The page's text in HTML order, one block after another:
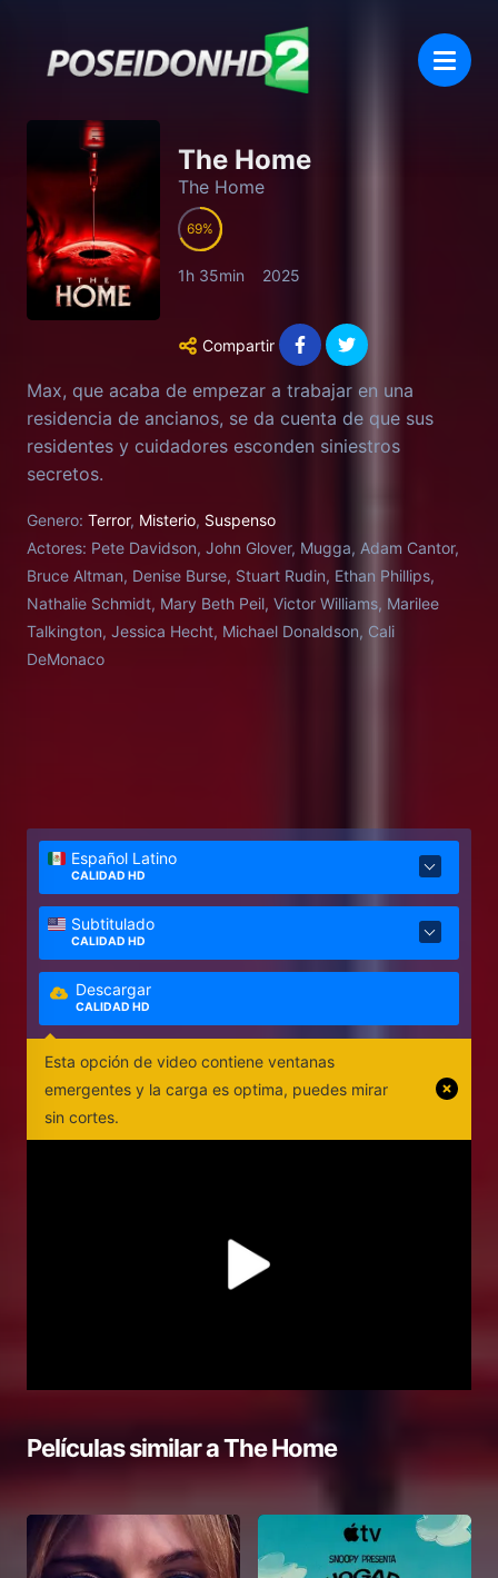
The Home
The Home
69
1h 35min 2025
Compartir
Max, que acaba de empezar a trabajar en una
residencia de ancianos, se da cuenta de que sus
residentes y cuidadores esconden siniestros
secretos.
Genero: Terror, Misterio, Suspenso
Actores: Pete Davidson, John Glover, Mugga, Adam Cantor,
Bruce Altman, Denise Burse, Stuart Rudin, Ethan Phillips,
Nathalie Schmidt, Mary Beth Peil, Victor Williams, Marilee
Talkington, Jessica Hecht, Michael Donaldson, Cali
DeMonaco
Español Latino
CALIDAD HD
Subtitulado
CALIDAD HD
Descargar
CALIDAD HD
Esta opción de video contiene ventanas
emergentes y la carga es optima, puedes mirar
sin cortes.
Películas similar aThe Home